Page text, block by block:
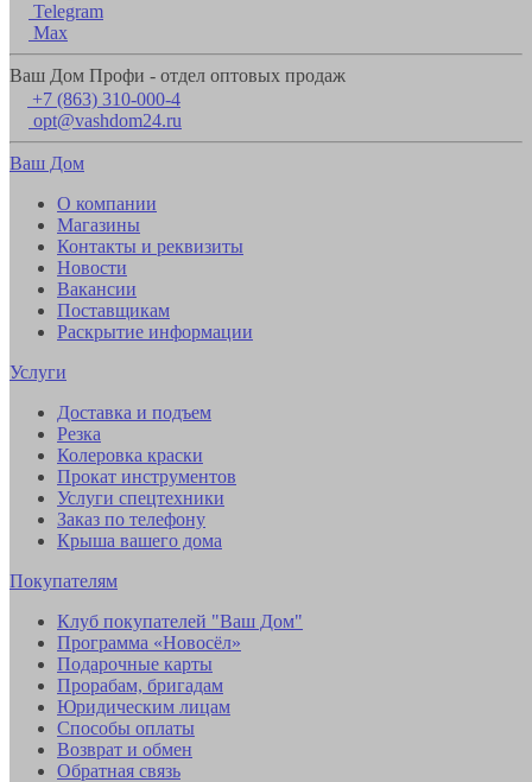
Telegram
Max
Ваш Дом Профи - отдел оптовых продаж
+7 (863) 310-000-4
opt@vashdom24.ru
Ваш Дом
О компании
Магазины
Контакты и реквизиты
Новости
Вакансии
Поставщикам
Раскрытие информации
Услуги
Доставка и подъем
Резка
Колеровка краски
Прокат инструментов
Услуги спецтехники
Заказ по телефону
Крыша вашего дома
Покупателям
Клуб покупателей "Ваш Дом"
Программа «Новосёл»
Подарочные карты
Прорабам, бригадам
Юридическим лицам
Способы оплаты
Возврат и обмен
Обратная связь